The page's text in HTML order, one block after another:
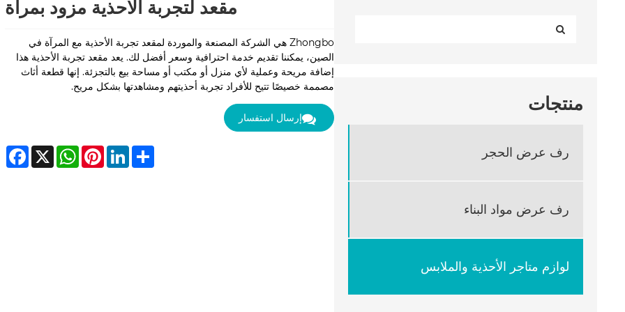
منتجات
رف عرض الحجر
رف عرض مواد البناء
لوازم متاجر الأحذية والملابس
مقعد لتجربة الأحذية مزود بمرآة
Zhongbo هي الشركة المصنعة والموردة لمقعد تجربة الأحذية مع المرآة في
الصين، يمكننا تقديم خدمة احترافية وسعر أفضل لك. يعد مقعد تجربة الأحذية هذا
إضافة مريحة وعملية لأي منزل أو مكتب أو مساحة بيع بالتجزئة. إنها قطعة أثاث
مصممة خصيصًا تتيح للأفراد تجربة أحذيتهم ومشاهدتها بشكل مريح.
إرسال استفسار
X
WhatsAppPinterestLinkedInShare